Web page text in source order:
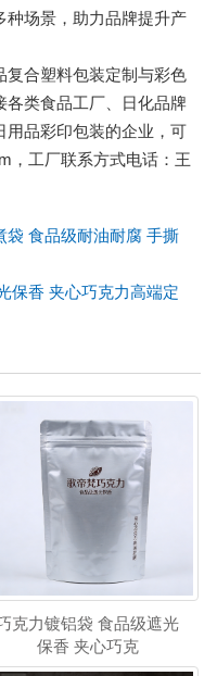
种场景，助力品牌提升产
复合塑料包装定制与彩色
各类食品工厂、日化品牌
用品彩印包装的企业，可
，工厂联系方式电话：王
袋 食品级耐油耐腐 手撕
保香 夹心巧克力高端定
克力镀铝袋 食品级遮光
保香 夹心巧克